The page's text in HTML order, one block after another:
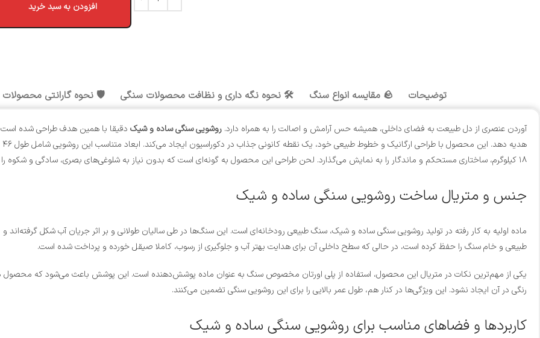
افزودن به سبد خرید
توضیحات 🪨 مقایسه انواع سنگ 🛠️ نحوه نگه داری و نظافت محصولات سنگی 🛡️ نحوه گارانتی محصولات
آوردن عنصری از دل طبیعت به فضای داخلی، همیشه حس آرامش و اصالت را به همراه دارد. روشویی سنگی ساده و شیک دقیقا با همین هدف طراحی شده است
۱۸ کیلوگرم، ساختاری مستحکم و ماندگار را به نمایش می‌گذارد. لحن طراحی این محصول به گونه‌ای است که بدون نیاز به شلوغی‌های بصری، سادگی و شکوه را به صورت همزمان القا می‌کند.
جنس و متریال ساخت روشویی سنگی ساده و شیک
ماده اولیه به کار رفته در تولید روشویی سنگی ساده و شیک، سنگ طبیعی رودخانه‌ای است. این سنگ‌ها در طی سالیان طولانی و بر اثر جریان آب شکل
طبیعی و خام سنگ را حفظ کرده است، در حالی که سطح داخلی آن برای هدایت بهتر آب و جلوگیری از رسوب، کاملا صیقل خورده و پرداخت شده است.
یکی از مهم‌ترین نکات در متریال این محصول، استفاده از پلی اورتان مخصوص سنگ به عنوان ماده پوشش‌دهنده است. این پوشش باعث می‌شود که محصول در
رنگی در آن ایجاد نشود. این ویژگی‌ها در کنار هم، طول عمر بالایی را برای این روشویی سنگی تضمین می‌کنند.
کاربردها و فضاهای مناسب برای روشویی سنگی ساده و شیک